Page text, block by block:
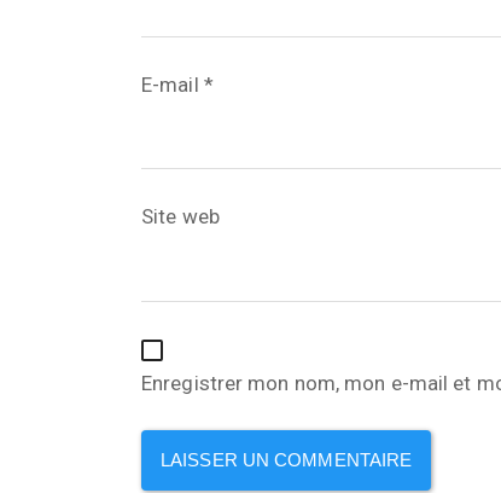
E-mail *
Site web
Enregistrer mon nom, mon e-mail et